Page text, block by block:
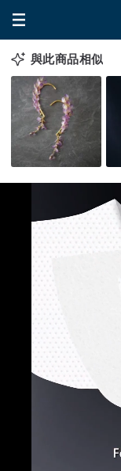
與此商品相似